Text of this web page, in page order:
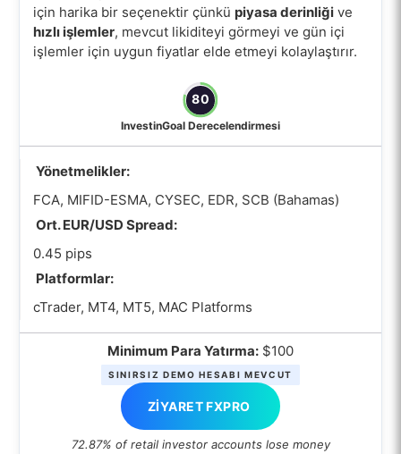
için harika bir seçenektir çünkü piyasa derinliğive
hızlı işlemler, mevcut likiditeyi görmeyi ve gün içi
işlemler için uygun fiyatlar elde etmeyi kolaylaştırır.
80
InvestinGoal Derecelendirmesi
Yönetmelikler:
FCA, MIFID-ESMA, CYSEC, EDR, SCB (Bahamas)
Ort. EUR/USD Spread:
0.45 pips
Platformlar:
cTrader, MT4, MT5, MAC Platforms
Minimum Para Yatırma: $100
SINIRSIZ DEMO HESABI MEVCUT
ZIYARET FXPRO
72.87% of retail investor accounts lose money